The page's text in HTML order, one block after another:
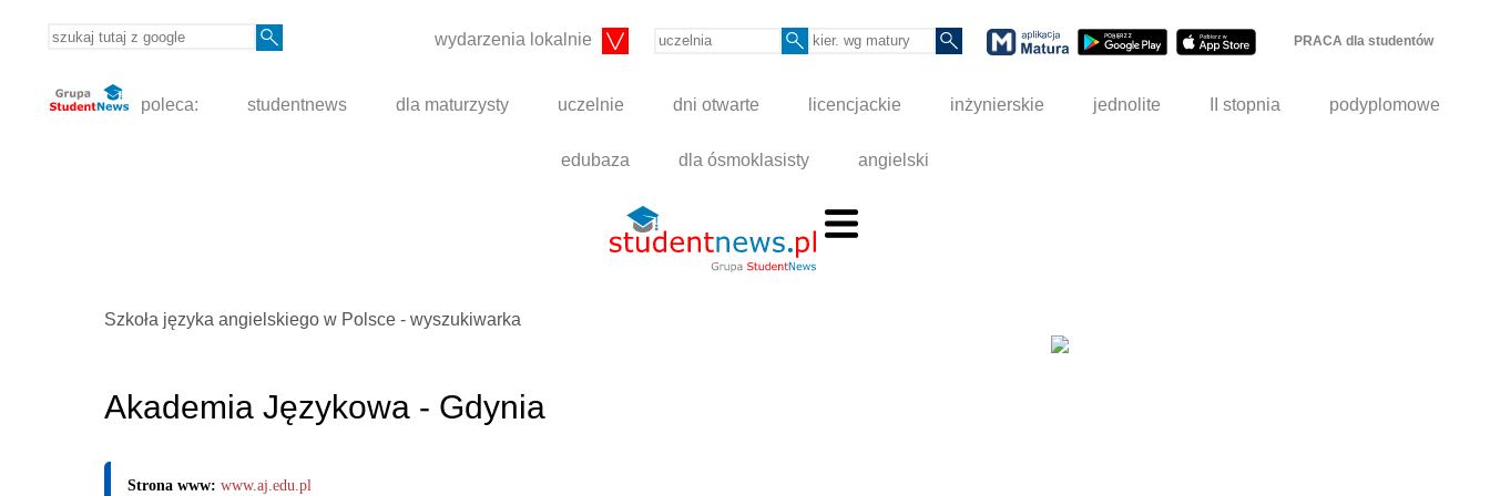
wydarzenia lokalnie PRACA dla studentów
poleca: studentnews dla maturzysty uczelnie dni otwarte licencjackie inżynierskie jednolite II stopnia podyplomowe
edubaza dla ósmoklasisty angielski
Szkoła języka angielskiego w Polsce - wyszukiwarka
Akademia Językowa - Gdynia
Strona www: www.aj.edu.pl